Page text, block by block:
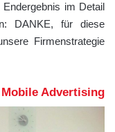
im Detail
DANKE, für diese
Firmenstrategie
Advertising